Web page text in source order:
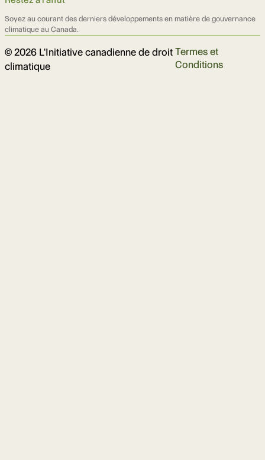
Soyez au courant des derniers développements en matière de gouvernance
climatique au Canada.
© 2026 L'Initiative canadienne de droit
climatique
Termes et
Conditions